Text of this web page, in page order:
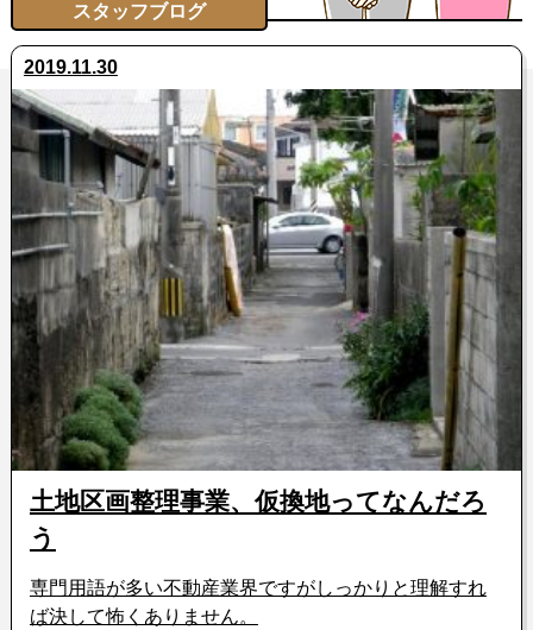
スタッフブログ
2019.11.30
土地区画整理事業、仮換地ってなんだろ
う
専門用語が多い不動産業界ですがしっかりと理解すれ
ば決して怖くありません。